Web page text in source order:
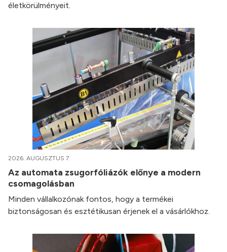
életkörülményeit.
2026. AUGUSZTUS 7.
Az automata zsugorfóliázók előnye a modern
csomagolásban
Minden vállalkozónak fontos, hogy a termékei
biztonságosan és esztétikusan érjenek el a vásárlókhoz.